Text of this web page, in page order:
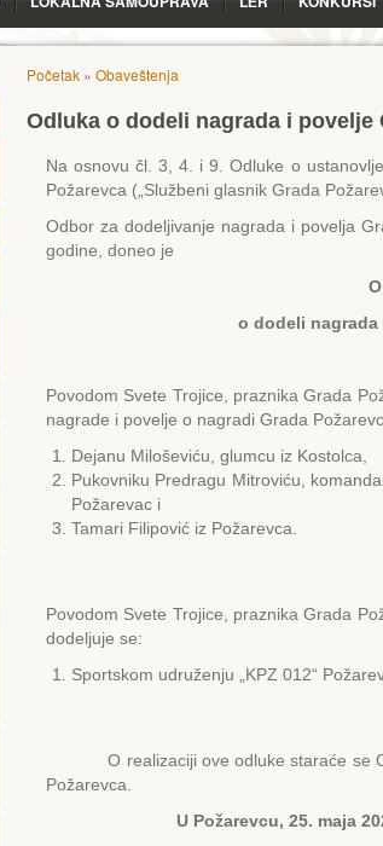
Početak » Obaveštenja
Odluka o dodeli nagrada i povelje
Na osnovu čl. 3, 4. i 9. Odluke o
Požarevca („Službeni glasnik Grada
Odbor za dodeljivanje nagrada i povelja
godine, doneo je
o dodeli nagrada
Povodom Svete Trojice, praznika Grada
nagrade i povelje o nagradi Grada
Dejanu Miloševiću, glumcu iz Kostolca,
Pukovniku Predragu Mitroviću,
Požarevac i
Tamari Filipović iz Požarevca.
Povodom Svete Trojice, praznika Grada
dodeljuje se:
Sportskom udruženju „KPZ 012“
O realizaciji ove odluke staraće se
Požarevca.
U Požarevcu, 25. maja